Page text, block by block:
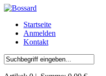
Startseite
Anmelden
Kontakt